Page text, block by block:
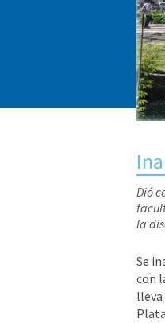
Dió
la
Se
con
lleva